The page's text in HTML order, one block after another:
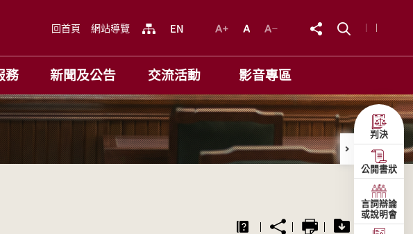
回首頁 網站導覽
務 新聞及公告 交流活動 影音專區
判決
公開書狀
言詞辯論
或說明會